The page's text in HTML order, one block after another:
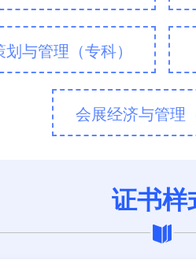
划与管理（专科）
会展经济与管理
证书样